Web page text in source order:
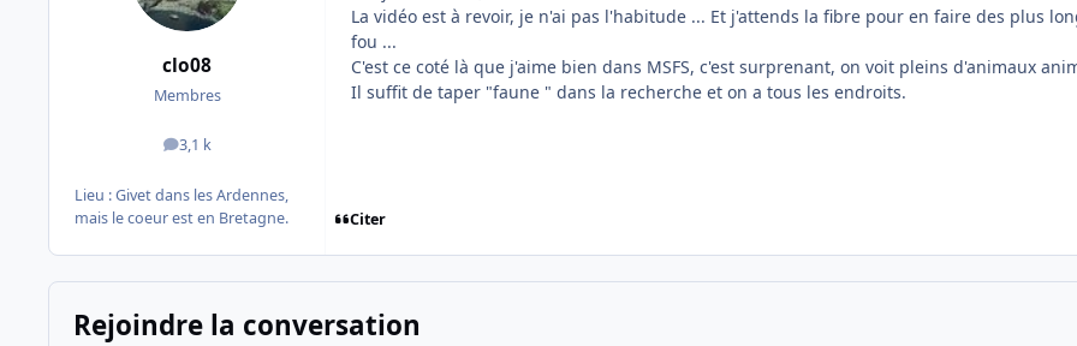
clo08
Membres
3,1 k
messages
Lieu :Givet dans les Ardennes,
mais le coeur est en Bretagne.
La vidéo est à revoir, je n'ai pas l'habitude ... Et j'attends la fibre pour en faire des plus
fou ...
C'est ce coté là que j'aime bien dans MSFS, c'est surprenant, on voit pleins d'animaux
Il suffit de taper "faune " dans la recherche et on a tous les endroits.
Citer
Rejoindre la conversation